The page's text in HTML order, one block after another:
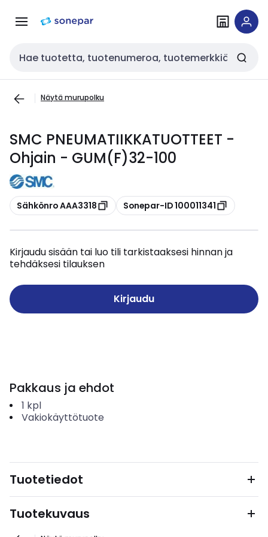
navigointiinsisältöön
Haku
Näytä murupolku
SMC PNEUMATIIKKATUOTTEET -
Ohjain - GUM(F)32-100
Kopioi
Sähkönro AAA3318 Kopioi
Sonepar-ID 100011341
Kirjaudu sisään tai luo tili tarkistaaksesi hinnan ja
tehdäksesi tilauksen
Kirjaudu
Pakkaus ja ehdot
1 kpl
Vakiokäyttötuote
Tuotetiedot
Tuotekuvaus